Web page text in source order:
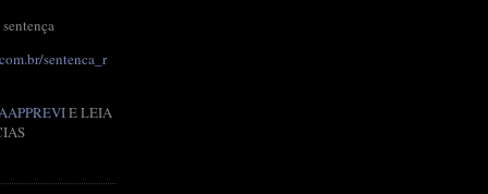
sentenca_r
AAPPREVIE LEIA